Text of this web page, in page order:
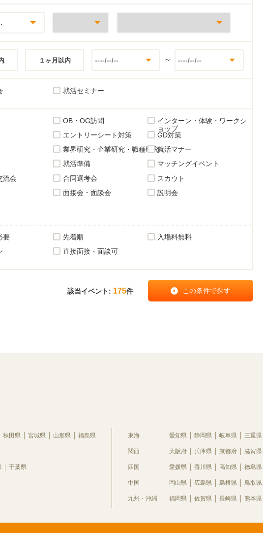
１ヶ月以内 ~
就活セミナー
OB・OG訪問
インターン・体験・ワークシ
ョップ
エントリーシート対策
GD対策
業界研究・企業研究・職種研究就活マナー
就活準備
マッチングイベント
流会
合同選考会
スカウト
面接会・面談会
説明会
要 先着順
入場料無料
直接面接・面談可
該当イベント: 175件
秋田県 宮城県 山形県 福島県
千葉県
東海 愛知県 静岡県 岐阜県 三重県
関西 大阪府 兵庫県 京都府 滋賀県
四国 愛媛県 香川県 高知県 徳島県
中国 岡山県 広島県 島根県 鳥取県
九州・沖縄 福岡県 佐賀県 長崎県 熊本県